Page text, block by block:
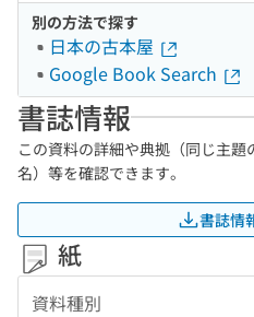
別の方法で探す
日本の古本屋
Google Book Search
書誌情報
この資料の詳細や典拠（同じ主
名）等を確認できます。
書誌情
紙
資料種別